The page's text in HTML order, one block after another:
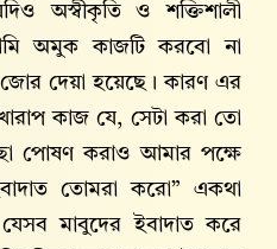
অস্বীকৃতি ও শক্তিশালী
অমুক কাজটি করবো না
দেয়া হয়েছে। কারণ এর
কাজ যে, সেটা করা তো
পোষণ করাও আমার পক্ষে
তোমরা করো” একথা
মাবুদের ইবাদাত করে